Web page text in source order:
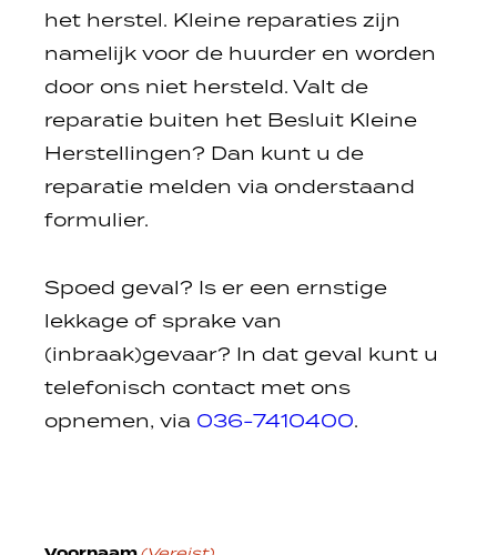
het herstel. Kleine reparaties zijn
namelijk voor de huurder en worden
door ons niet hersteld. Valt de
reparatie buiten het Besluit Kleine
Herstellingen? Dan kunt u de
reparatie melden via onderstaand
formulier.
Spoed geval? Is er een ernstige
lekkage of sprake van
(inbraak)gevaar? In dat geval kunt u
telefonisch contact met ons
opnemen, via 036-7410400.